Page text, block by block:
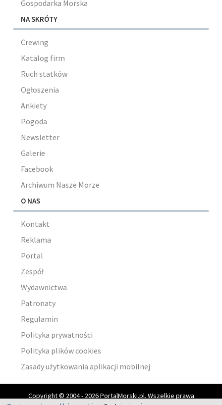
Gospodarka Morska
NA SKRÓTY
Crewing
Katalog firm
Ruch statków
Ogłoszenia
Ankiety
Pogoda
Newsletter
Galerie
Facebook
Archiwum Nasze Morze
O NAS
Kontakt
Reklama
Portal
Zespół
Wydawnictwa
Patronaty
Regulamin
Polityka prywatności
Polityka plików cookies
Zasady użytkowania aplikacji mobilnej
Copyright © 2004 - 2026 PortalMorski.pl. Wszelkie prawa